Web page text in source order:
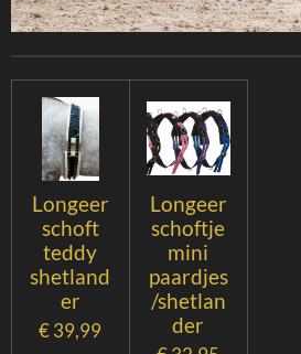
Longeer
schoft
teddy
shetland
er
€ 39,99
Longeer
schoftje
mini
paardjes
/shetlan
der